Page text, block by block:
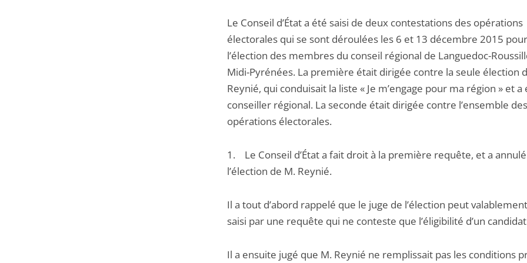
Le Conseil d’État a été saisi de deux contestations des opérations
électorales qui se sont déroulées les 6 et 13 décembre 2015 pour
l’élection des membres du conseil régional de Languedoc-
Midi-Pyrénées. La première était dirigée contre la seule élection
Reynié, qui conduisait la liste « Je m’engage pour ma région » et a
conseiller régional. La seconde était dirigée contre l’ensemble des
opérations électorales.
1. Le Conseil d’État a fait droit à la première requête, et a annulé
l’élection de M. Reynié.
Il a tout d’abord rappelé que le juge de l’élection peut
saisi par une requête qui ne conteste que l’éligibilité d’un
Il a ensuite jugé que M. Reynié ne remplissait pas les conditions